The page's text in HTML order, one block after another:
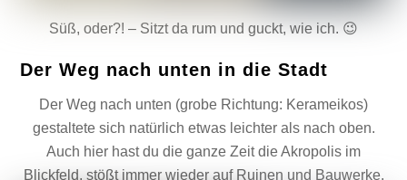
Süß, oder?! – Sitzt da rum und guckt, wie ich. 😉
Der Weg nach unten in die Stadt
Der Weg nach unten (grobe Richtung: Kerameikos)
gestaltete sich natürlich etwas leichter als nach oben.
Auch hier hast du die ganze Zeit die Akropolis im
Blickfeld, stößt immer wieder auf Ruinen und Bauwerke.